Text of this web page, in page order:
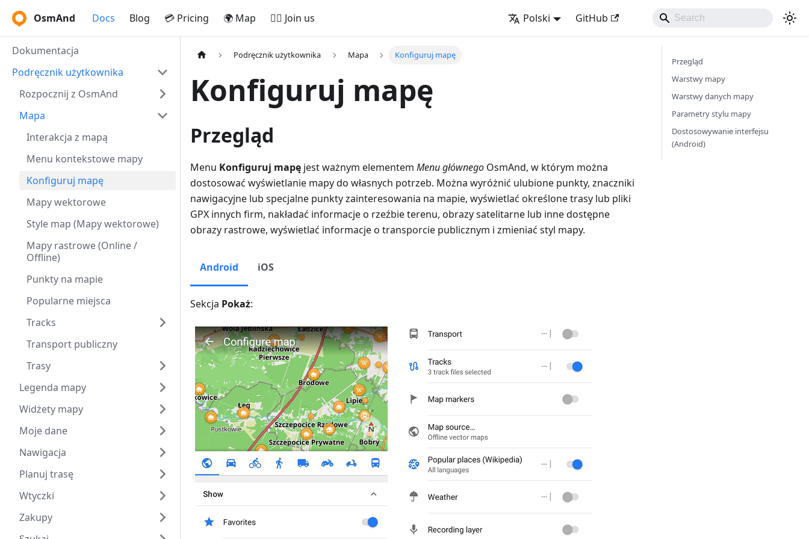
OsmAnd Docs Blog 💳 Pricing 🌍 Map 🚵‍♂️ Join us Polski GitHub
Dokumentacja
Podręcznik użytkownika
Rozpocznij z OsmAnd
Mapa
Interakcja z mapą
Menu kontekstowe mapy
Konfiguruj mapę
Mapy wektorowe
Style map (Mapy wektorowe)
Mapy rastrowe (Online /
Offline)
Punkty na mapie
Popularne miejsca
Tracks
Transport publiczny
Trasy
Legenda mapy
Widżety mapy
Moje dane
Nawigacja
Planuj trasę
Wtyczki
Zakupy
Podręcznik użytkownika Mapa Konfiguruj mapę
Konfiguruj mapę
Przegląd
Menu Konfiguruj mapę jest ważnym elementem Menu głównego OsmAnd, w którym można
dostosować wyświetlanie mapy do własnych potrzeb. Można wyróżnić ulubione punkty, znaczniki
nawigacyjne lub specjalne punkty zainteresowania na mapie, wyświetlać określone trasy lub pliki
GPX innych firm, nakładać informacje o rzeźbie terenu, obrazy satelitarne lub inne dostępne
obrazy rastrowe, wyświetlać informacje o transporcie publicznym i zmieniać styl mapy.
Android iOS
Sekcja Pokaż:
Przegląd
Warstwy mapy
Warstwy danych mapy
Parametry stylu mapy
Dostosowywanie interfejsu
(Android)